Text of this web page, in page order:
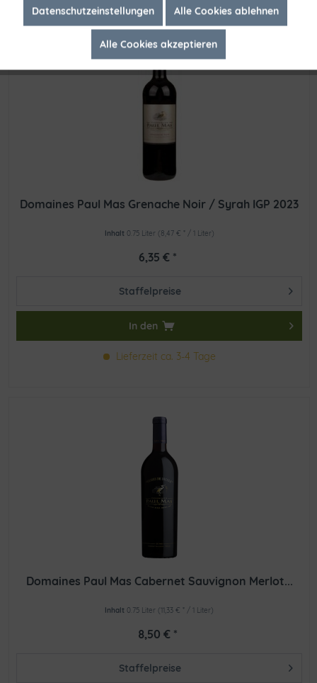
Domaines Paul Mas Grenache Noir / Syrah IGP 2023
Inhalt 0.75 Liter (8,47 € * / 1 Liter)
6,35 € *
Staffelpreise
In den
Lieferzeit ca. 3-4 Tage
Domaines Paul Mas Cabernet Sauvignon Merlot...
Inhalt 0.75 Liter (11,33 € * / 1 Liter)
8,50 € *
Staffelpreise
Marketing Inaktiv
Datenschutzeinstellungen Alle Cookies ablehnen
Alle Cookies akzeptieren